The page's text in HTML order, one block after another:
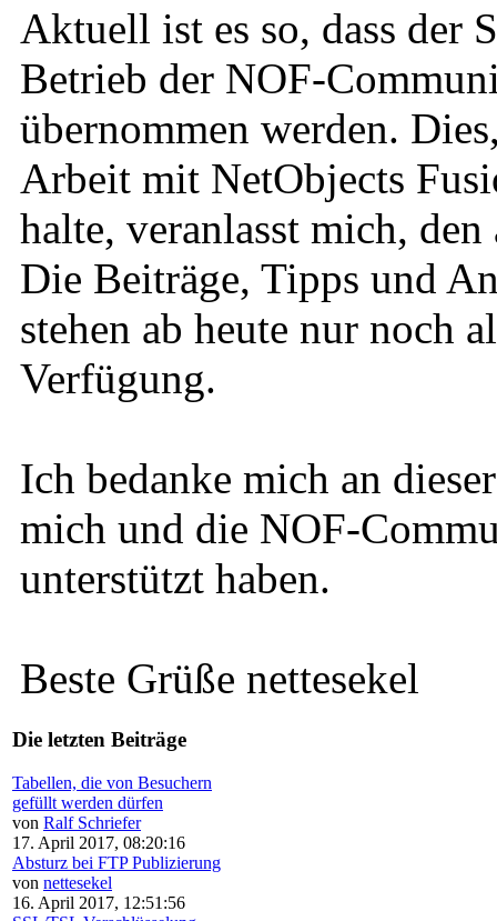
Aktuell ist es so, dass der
Betrieb der NOF-
übernommen werden.
Arbeit mit NetObjects
halte, veranlasst mich,
Die Beiträge, Tipps und
stehen ab heute nur noch
Verfügung.
Ich bedanke mich an
mich und die NOF-
unterstützt haben.
Beste Grüße nettesekel
Die letzten Beiträge
Tabellen, die von Besuchern
gefüllt werden dürfen
von Ralf Schriefer
17. April 2017, 08:20:16
Absturz bei FTP Publizierung
von nettesekel
16. April 2017, 12:51:56